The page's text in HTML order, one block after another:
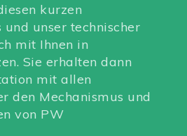
kurzen
und unser technischer
mit Ihnen in
Sie erhalten dann
mit allen
den Mechanismus und
von PW